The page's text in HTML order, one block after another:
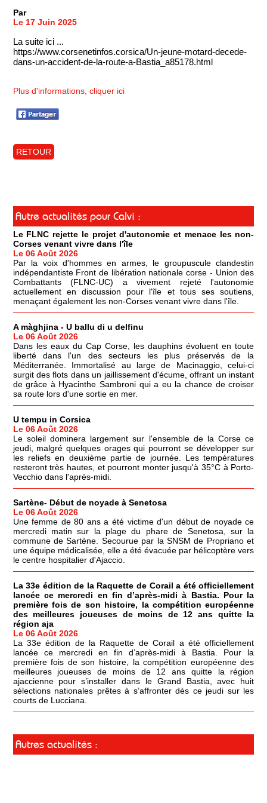
Par
Le 17 Juin 2025
La suite ici ...
https://www.corsenetinfos.corsica/Un-jeune-motard-decede-
dans-un-accident-de-la-route-a-Bastia_a85178.html
Plus d'informations, cliquer ici
RETOUR
Autre actualités pour Calvi :
Le FLNC rejette le projet d'autonomie et menace les non-
Corses venant vivre dans l'île
Le 06 Août 2026
Par la voix d'hommes en armes, le groupuscule clandestin
indépendantiste Front de libération nationale corse - Union des
Combattants (FLNC-UC) a vivement rejeté l'autonomie
actuellement en discussion pour l'île et tous ses soutiens,
menaçant également les non-Corses venant vivre dans l'île.
A màghjina - U ballu di u delfinu
Le 06 Août 2026
Dans les eaux du Cap Corse, les dauphins évoluent en toute
liberté dans l'un des secteurs les plus préservés de la
Méditerranée. Immortalisé au large de Macinaggio, celui-ci
surgit des flots dans un jaillissement d'écume, offrant un instant
de grâce à Hyacinthe Sambroni qui a eu la chance de croiser
sa route lors d'une sortie en mer.
U tempu in Corsica
Le 06 Août 2026
Le soleil dominera largement sur l'ensemble de la Corse ce
jeudi, malgré quelques orages qui pourront se développer sur
les reliefs en deuxième partie de journée. Les températures
resteront très hautes, et pourront monter jusqu'à 35°C à Porto-
Vecchio dans l'après-midi.
Sartène- Début de noyade à Senetosa
Le 06 Août 2026
Une femme de 80 ans a été victime d'un début de noyade ce
mercredi matin sur la plage du phare de Senetosa, sur la
commune de Sartène. Secourue par la SNSM de Propriano et
une équipe médicalisée, elle a été évacuée par hélicoptère vers
le centre hospitalier d'Ajaccio.
La 33e édition de la Raquette de Corail a été officiellement
lancée ce mercredi en fin d’après-midi à Bastia. Pour la
première fois de son histoire, la compétition européenne
des meilleures joueuses de moins de 12 ans quitte la
région aja
Le 06 Août 2026
La 33e édition de la Raquette de Corail a été officiellement
lancée ce mercredi en fin d’après-midi à Bastia. Pour la
première fois de son histoire, la compétition européenne des
meilleures joueuses de moins de 12 ans quitte la région
ajaccienne pour s’installer dans le Grand Bastia, avec huit
sélections nationales prêtes à s’affronter dès ce jeudi sur les
courts de Lucciana.
Autres actualités :